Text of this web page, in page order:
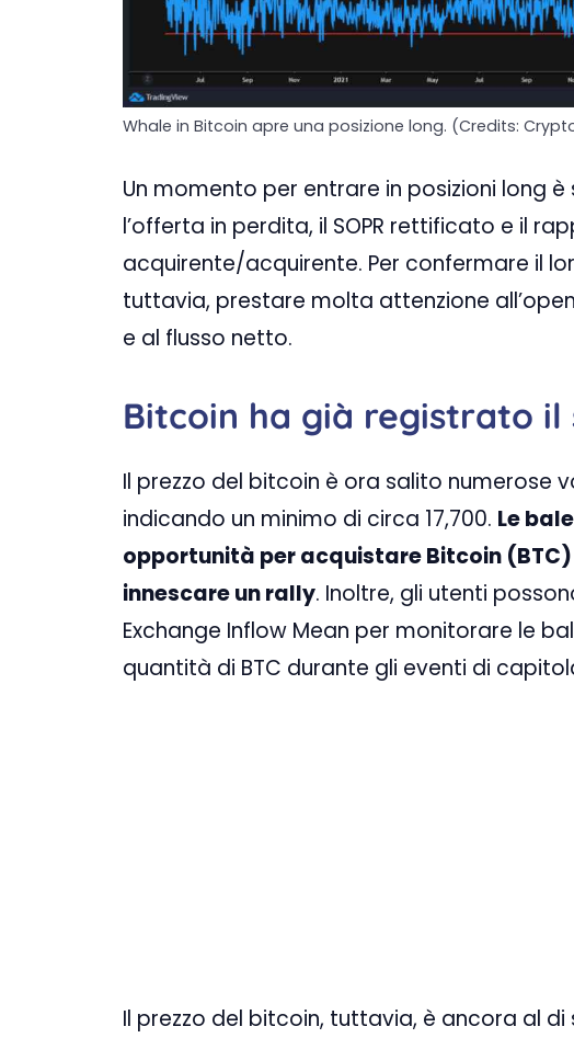
Whale in Bitcoin apre una posizione long. (Credits:
Un momento per entrare in posizioni long
l’offerta in perdita, il SOPR rettificato e il
acquirente/acquirente. Per confermare il
tuttavia, prestare molta attenzione
​​e al flusso netto.
Bitcoin ha già registrato il
Il prezzo del bitcoin è ora salito numerose
indicando un minimo di circa 17,700. Le
opportunità per acquistare Bitcoin
innescare un rally. Inoltre, gli utenti
Exchange Inflow Mean per monitorare le
quantità di BTC durante gli eventi di
Il prezzo del bitcoin, tuttavia, è ancora al